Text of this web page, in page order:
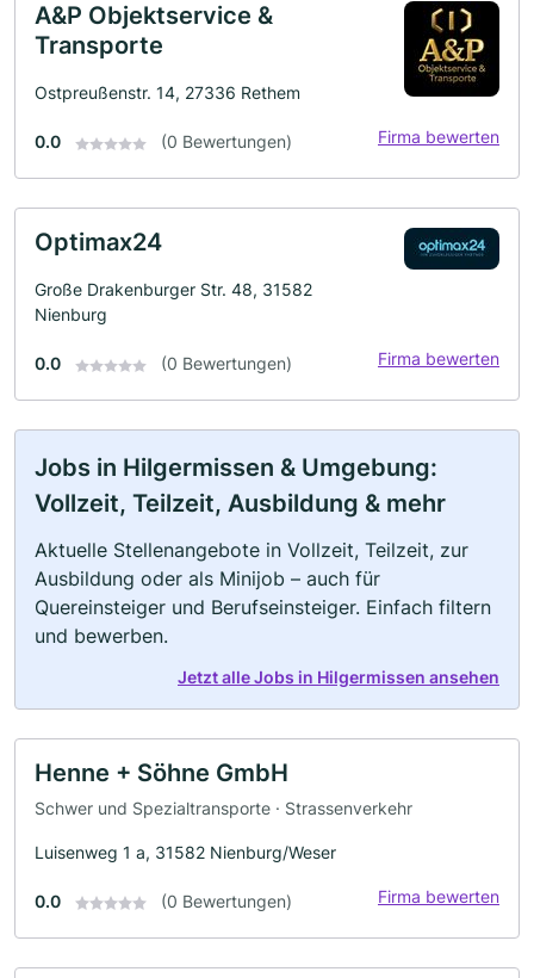
A&P Objektservice &
Transporte
Ostpreußenstr. 14, 27336 Rethem
0.0 (0 Bewertungen) Firma bewerten
Optimax24
Große Drakenburger Str. 48, 31582
Nienburg
0.0 (0 Bewertungen) Firma bewerten
Jobs in Hilgermissen & Umgebung:
Vollzeit, Teilzeit, Ausbildung & mehr
Aktuelle Stellenangebote in Vollzeit, Teilzeit, zur
Ausbildung oder als Minijob – auch für
Quereinsteiger und Berufseinsteiger. Einfach filtern
und bewerben.
Jetzt alle Jobs in Hilgermissen ansehen
Henne + Söhne GmbH
Schwer und Spezialtransporte · Strassenverkehr
Luisenweg 1 a, 31582 Nienburg/Weser
0.0 (0 Bewertungen) Firma bewerten